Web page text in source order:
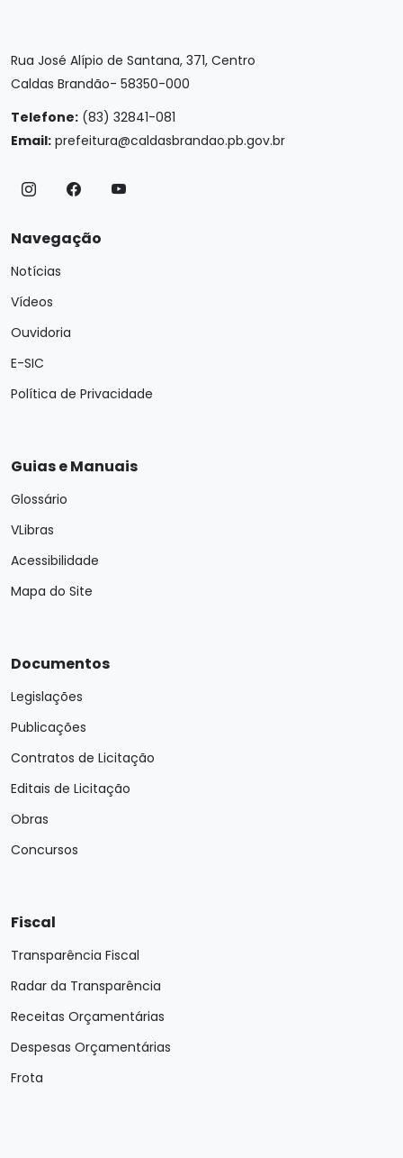
Rua José Alípio de Santana, 371, Centro
Caldas Brandão- 58350-000
Telefone: (83) 32841-081
Email: prefeitura@caldasbrandao.pb.gov.br
Navegação
Notícias
Vídeos
Ouvidoria
E-SIC
Política de Privacidade
Guias e Manuais
Glossário
VLibras
Acessibilidade
Mapa do Site
Documentos
Legislações
Publicações
Contratos de Licitação
Editais de Licitação
Obras
Concursos
Fiscal
Transparência Fiscal
Radar da Transparência
Receitas Orçamentárias
Despesas Orçamentárias
Frota